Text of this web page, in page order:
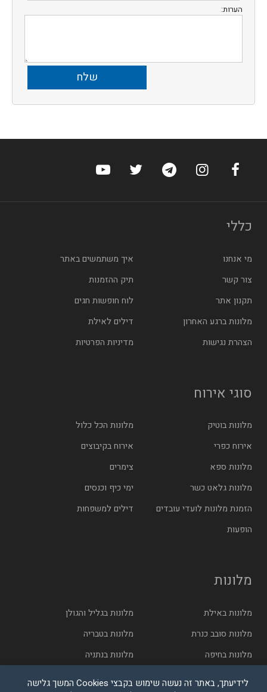
הערות:
ערוץ הפייסבוק של הוטלס
ערוץ האינסטגרם של הוטלס
ערוץ הטלגרם של הוטלס
ערוץ טוויטר של הוטלס
ערוץ היוטיוב של
כללי
מי אנחנו
איך משתמשים באתר
צור קשר
תיק ההזמנות
תקנון אתר
לוח חופשות חגים
מלונות ברגע האחרון
דילים לאילת
הצהרת נגישות
מדיניות הפרטיות
סוגי אירוח
מלונות בוטיק
מלונות הכל כלול
אירוח כפרי
אירוח בקיבוצים
מלונות ספא
צימרים
מלונות גלאט כשר
ימי כיף וכנסים
הזמנת מלונות לועדי עובדים
דילים למשפחות
הופעות
מלונות
מלונות באילת
מלונות בגליל והגולן
מלונות סובב כנרת
מלונות בטבריה
מלונות בחיפה
מלונות בנתניה
מלונות בתל אביב
לידיעתך, באתר זה נעשה שימוש בקבצי Cookies המשך גלישה